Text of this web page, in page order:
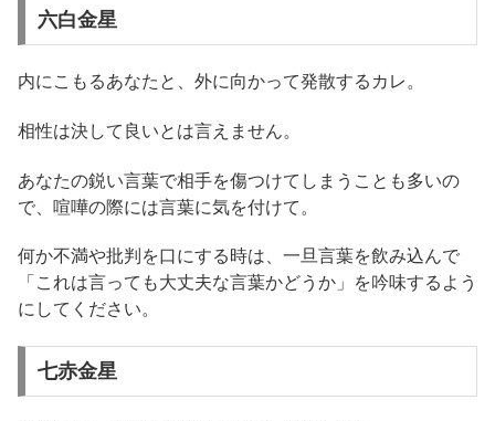
六白金星
内にこもるあなたと、外に向かって発散するカレ。
相性は決して良いとは言えません。
あなたの鋭い言葉で相手を傷つけてしまうことも多いの
で、喧嘩の際には言葉に気を付けて。
何か不満や批判を口にする時は、一旦言葉を飲み込んで
「これは言っても大丈夫な言葉かどうか」を吟味するよう
にしてください。
七赤金星